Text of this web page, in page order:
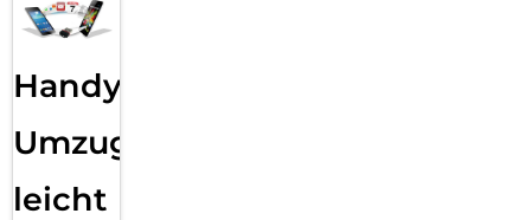
Handy
Umzug
leicht